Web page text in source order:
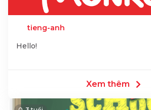
tieng-anh
Hello!
Xem thêm